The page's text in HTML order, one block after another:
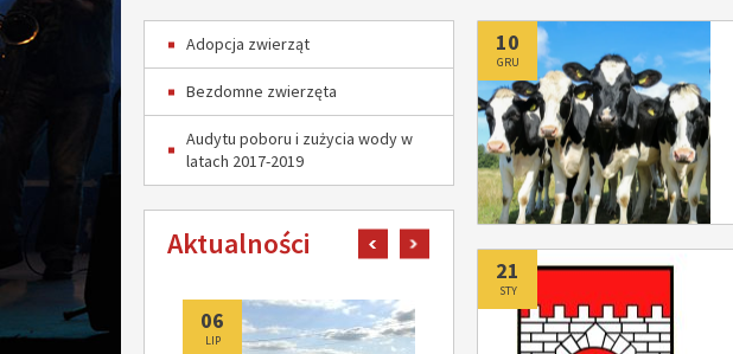
Adopcja zwierząt
Bezdomne zwierzęta
Audytu poboru i zużycia wody w
latach 2017-2019
Aktualności pokaż poprzedni artykuł
06
LIP
26
CZE
Dodano
10
GRU
Dodano
21
STY